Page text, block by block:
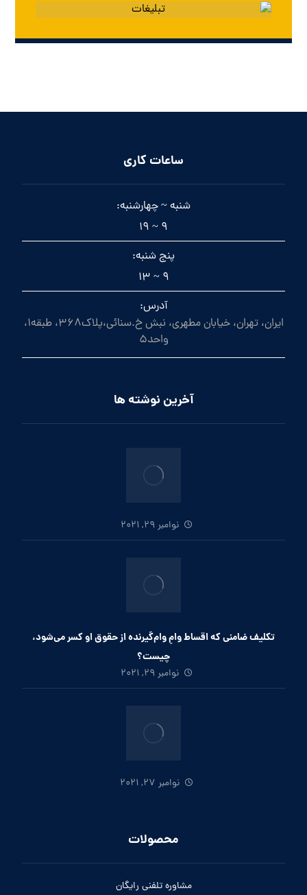
ساعات کاری
شنبه ~ چهارشنبه:
9 ~ 19
پنج شنبه:
9 ~ 13
آدرس:
ایران، تهران، خیابان مطهری، نبش خ.سنائی،پلاک368، طبقه1،
واحد5
آخرین نوشته ها
نوامبر 29, 2021
تکلیف ضامنی که اقساط وامِ وام‌گیرنده از حقوق او کسر می‌شود،
چیست؟
نوامبر 29, 2021
نوامبر 27, 2021
محصولات
مشاوره تلفنی رایگان